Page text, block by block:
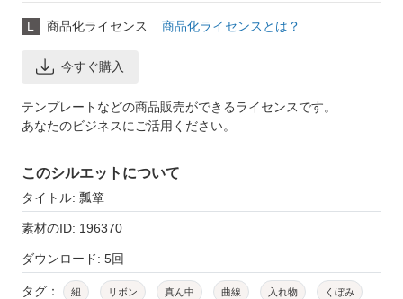
L 商品化ライセンス 商品化ライセンスとは？
今すぐ購入
テンプレートなどの商品販売ができるライセンスです。
あなたのビジネスにご活用ください。
このシルエットについて
タイトル: 瓢箪
素材のID: 196370
ダウンロード: 5回
タグ： 紐 リボン 真ん中 曲線 入れ物 くぼみ